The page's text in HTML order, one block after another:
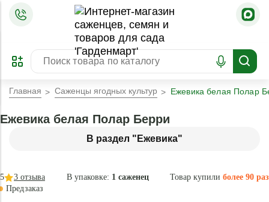
ПРЕДЗАКАЗ
ЗАБРОНИРОВАТЬ
ЛУЧШЕЕ
Главная Саженцы ягодных культур Ежевика белая Полар
В раздел "Ежевика"
Ежевика белая Полар Берри
В упаковке: 1 саженец Товар купили более 90 раз
5 3 отзыва
Предзаказ